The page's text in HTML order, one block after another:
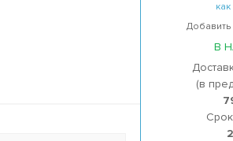
как
Добавить
В
(в